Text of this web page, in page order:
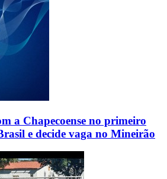
a Chapecoense no primeiro
e decide vaga no Mineirão